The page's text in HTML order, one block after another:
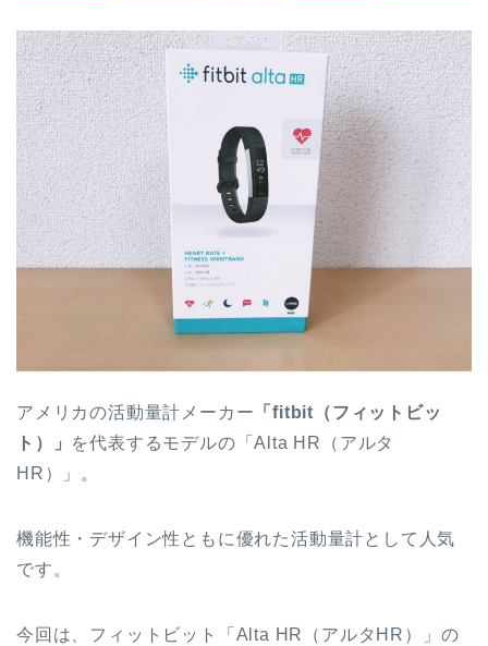
アメリカの活動量計メーカー 「fitbit（フィットビッ
ト）」 を代表するモデルの 「Alta HR（アルタ
HR）」
。
機能性・デザイン性ともに優れた活動量計として人気
です。
今回は、フィットビット「Alta HR（アルタHR）」の